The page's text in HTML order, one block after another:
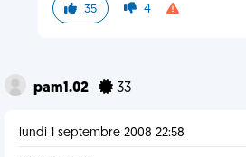
35 4
pam1.02 33
lundi 1 septembre 2008 22:58